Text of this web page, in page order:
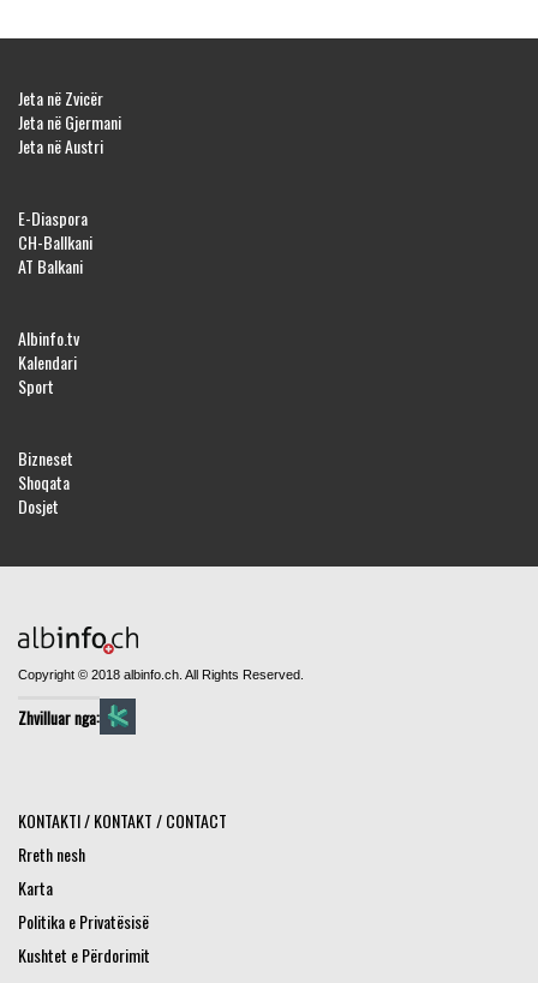
Jeta në Zvicër
Jeta në Gjermani
Jeta në Austri
E-Diaspora
CH-Ballkani
AT Balkani
Albinfo.tv
Kalendari
Sport
Bizneset
Shoqata
Dosjet
Copyright © 2018 albinfo.ch. All Rights Reserved.
Zhvilluar nga:
KONTAKTI / KONTAKT / CONTACT
Rreth nesh
Karta
Politika e Privatësisë
Kushtet e Përdorimit